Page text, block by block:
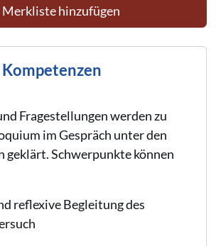
Merkliste hinzufügen
Fragestellungen werden zu
im Gespräch unter den
geklärt. Schwerpunkte können
reflexive Begleitung des